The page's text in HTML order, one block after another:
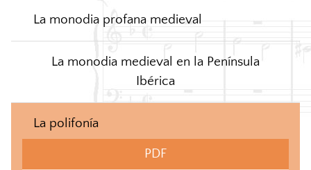
La monodia profana medieval
La monodia medieval en la Península
Ibérica
La polifonía
PDF